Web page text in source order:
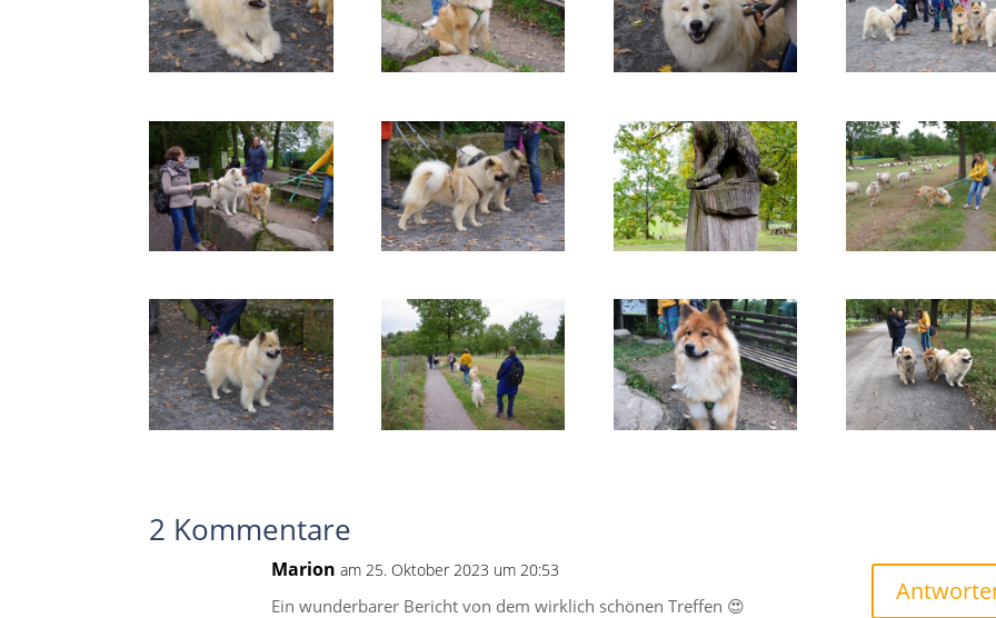
2 Kommentare
Marion am 25. Oktober 2023 um 20:53
Ein wunderbarer Bericht von dem wirklich schönen Treffen 😍